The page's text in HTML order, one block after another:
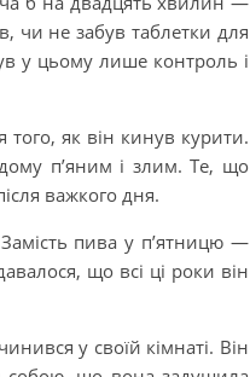
чи не забув таблетки для
у цьому лише контроль і
як він кинув курити.
п’яним і злим. Те, що
важкого дня.
пива у п’ятницю —
що всі ці роки він
у своїй кімнаті. Він